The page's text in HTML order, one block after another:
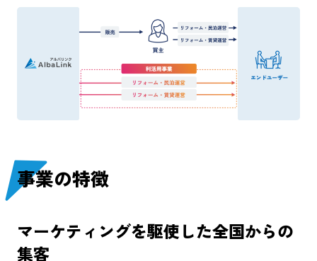
事業の特徴
マーケティングを駆使した全国からの
集客